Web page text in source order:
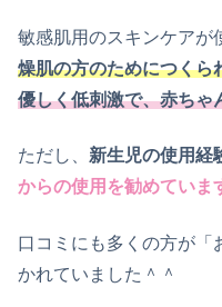
敏感肌用のスキンケアが
燥肌の方のためにつくら
優しく低刺激で、赤ちゃ
ただし、 新生児の使用経
からの使用を勧めていま
口コミにも多くの方が「
かれていました＾＾